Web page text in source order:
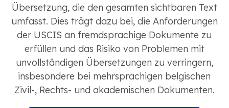
Übersetzung, die den gesamten sichtbaren Text
umfasst. Dies trägt dazu bei, die Anforderungen
der USCIS an fremdsprachige Dokumente zu
erfüllen und das Risiko von Problemen mit
unvollständigen Übersetzungen zu verringern,
insbesondere bei mehrsprachigen belgischen
Zivil-, Rechts- und akademischen Dokumenten.